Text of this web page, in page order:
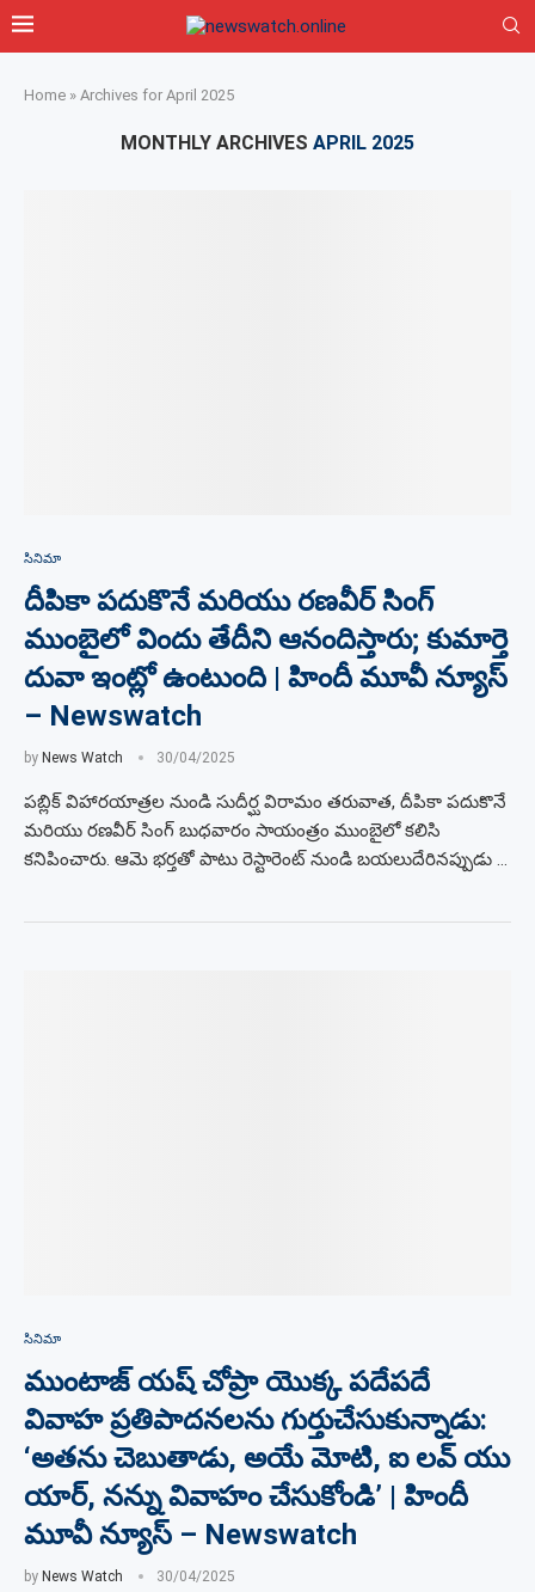
Home » Archives for April 2025
MONTHLY ARCHIVES APRIL 2025
సినిమా
దీపికా పదుకొనే మరియు రణవీర్ సింగ్
ముంబైలో విందు తేదీని ఆనందిస్తారు; కుమార్తె
దువా ఇంట్లో ఉంటుంది | హిందీ మూవీ న్యూస్
– Newswatch
by News Watch 30/04/2025
పబ్లిక్ విహారయాత్రల నుండి సుదీర్ఘ విరామం తరువాత, దీపికా పదుకొనే
మరియు రణవీర్ సింగ్ బుధవారం సాయంత్రం ముంబైలో కలిసి
కనిపించారు. ఆమె భర్తతో పాటు రెస్టారెంట్ నుండి బయలుదేరినప్పుడు …
సినిమా
ముంటాజ్ యష్ చోప్రా యొక్క పదేపదే
వివాహ ప్రతిపాదనలను గుర్తుచేసుకున్నాడు:
‘అతను చెబుతాడు, అయే మోటి, ఐ లవ్ యు
యార్, నన్ను వివాహం చేసుకోండి’ | హిందీ
మూవీ న్యూస్ – Newswatch
by News Watch 30/04/2025